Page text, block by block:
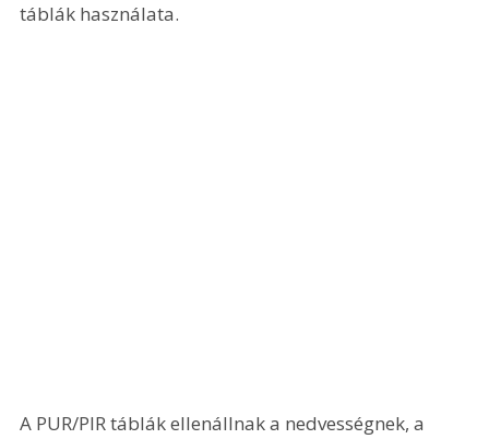
táblák használata.
A PUR/PIR táblák ellenállnak a nedvességnek, a